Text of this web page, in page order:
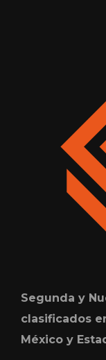
Segunda y
clasificados
México y